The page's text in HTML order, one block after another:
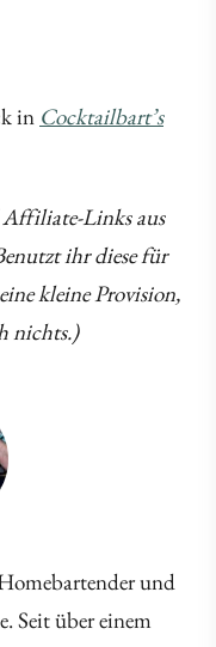
in Cocktailbart’s
Links aus
ihr diese für
kleine Provision,
nichts.)
und
Seit über einem